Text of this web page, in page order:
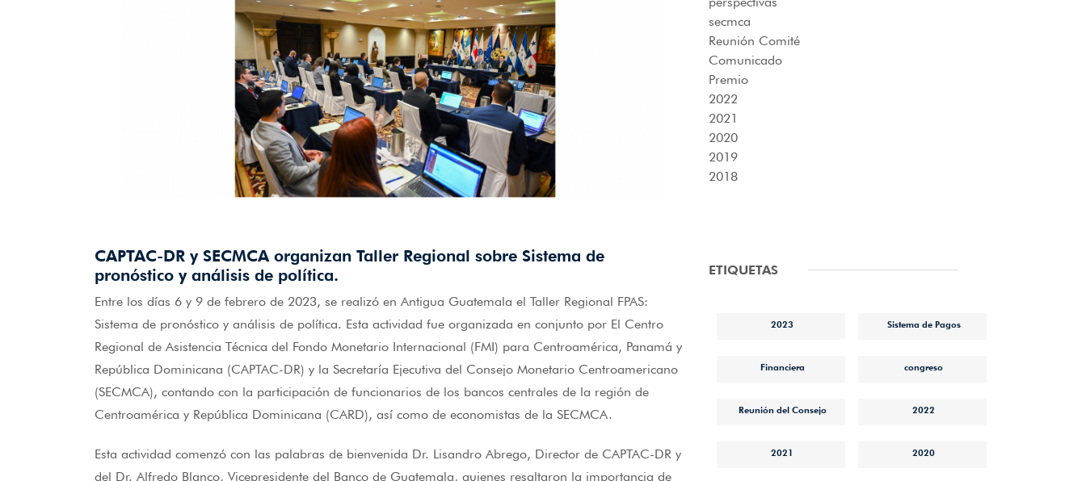
CAPTAC-DR y SECMCA organizan Taller Regional sobre Sistema de
pronóstico y análisis de política.
Entre los días 6 y 9 de febrero de 2023, se realizó en Antigua Guatemala el Taller Regional FPAS:
Sistema de pronóstico y análisis de política. Esta actividad fue organizada en conjunto por El Centro
Regional de Asistencia Técnica del Fondo Monetario Internacional (FMI) para Centroamérica, Panamá y
República Dominicana (CAPTAC-DR) y la Secretaría Ejecutiva del Consejo Monetario Centroamericano
(SECMCA), contando con la participación de funcionarios de los bancos centrales de la región de
Centroamérica y República Dominicana (CARD), así como de economistas de la SECMCA.
Esta actividad comenzó con las palabras de bienvenida Dr. Lisandro Abrego, Director de CAPTAC-DR y
del Dr. Alfredo Blanco, Vicepresidente del Banco de Guatemala, quienes resaltaron la importancia de
secmca
Reunión Comité
Comunicado
Premio
2022
2021
2020
2019
2018
ETIQUETAS
2023 Sistema de Pagos
Financiera congreso
Reunión del Consejo 2022
2021 2020